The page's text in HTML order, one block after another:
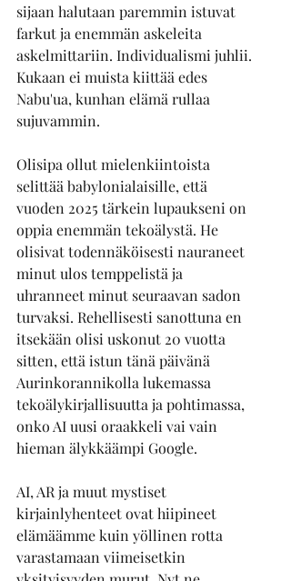
sijaan halutaan paremmin istuvat
farkut ja enemmän askeleita
askelmittariin. Individualismi juhlii.
Kukaan ei muista kiittää edes
Nabu'ua, kunhan elämä rullaa
sujuvammin.
Olisipa ollut mielenkiintoista
selittää babylonialaisille, että
vuoden 2025 tärkein lupaukseni on
oppia enemmän tekoälystä. He
olisivat todennäköisesti nauraneet
minut ulos temppelistä ja
uhranneet minut seuraavan sadon
turvaksi. Rehellisesti sanottuna en
itsekään olisi uskonut 20 vuotta
sitten, että istun tänä päivänä
Aurinkorannikolla lukemassa
tekoälykirjallisuutta ja pohtimassa,
onko AI uusi oraakkeli vai vain
hieman älykkäämpi Google.
AI, AR ja muut mystiset
kirjainlyhenteet ovat hiipineet
elämäämme kuin yöllinen rotta
varastamaan viimeisetkin